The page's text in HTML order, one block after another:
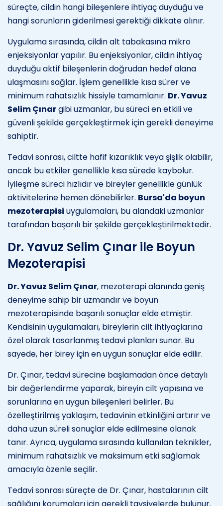
süreçte, cildin hangi bileşenlere ihtiyaç duyduğu ve
hangi sorunların giderilmesi gerektiği dikkate alınır.
Uygulama sırasında, cildin alt tabakasına mikro
enjeksiyonlar yapılır. Bu enjeksiyonlar, cildin ihtiyaç
duyduğu aktif bileşenlerin doğrudan hedef alana
ulaşmasını sağlar. İşlem genellikle kısa sürer ve
minimum rahatsızlık hissiyle tamamlanır. Dr. Yavuz
Selim Çınargibi uzmanlar, bu süreci en etkili ve
güvenli şekilde gerçekleştirmek için gerekli deneyime
sahiptir.
Tedavi sonrası, ciltte hafif kızarıklık veya şişlik olabilir,
ancak bu etkiler genellikle kısa sürede kaybolur.
İyileşme süreci hızlıdır ve bireyler genellikle günlük
aktivitelerine hemen dönebilirler. Bursa'da boyun
mezoterapisi uygulamaları, bu alandaki uzmanlar
tarafından başarılı bir şekilde gerçekleştirilmektedir.
Dr. Yavuz Selim Çınar ile Boyun
Mezoterapisi
Dr. Yavuz Selim Çınar, mezoterapi alanında geniş
deneyime sahip bir uzmandır ve boyun
mezoterapisinde başarılı sonuçlar elde etmiştir.
Kendisinin uygulamaları, bireylerin cilt ihtiyaçlarına
özel olarak tasarlanmış tedavi planları sunar. Bu
sayede, her birey için en uygun sonuçlar elde edilir.
Dr. Çınar, tedavi sürecine başlamadan önce detaylı
bir değerlendirme yaparak, bireyin cilt yapısına ve
sorunlarına en uygun bileşenleri belirler. Bu
özelleştirilmiş yaklaşım, tedavinin etkinliğini artırır ve
daha uzun süreli sonuçlar elde edilmesine olanak
tanır. Ayrıca, uygulama sırasında kullanılan teknikler,
minimum rahatsızlık ve maksimum etki sağlamak
amacıyla özenle seçilir.
Tedavi sonrası süreçte de Dr. Çınar, hastalarının cilt
sağlığını korumaları için gerekli tavsiyelerde bulunur.